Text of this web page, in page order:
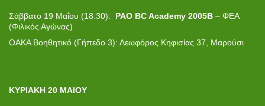
Σάββατο 19 Μαΐου (18:30): PAO BC Academy 2005B – ΦΕΑ
(Φιλικός Αγώνας)
ΟΑΚΑ Βοηθητικό (Γήπεδο 3): Λεωφόρος Κηφισίας 37, Μαρούσι
ΚΥΡΙΑΚΗ 20 ΜΑΙΟΥ